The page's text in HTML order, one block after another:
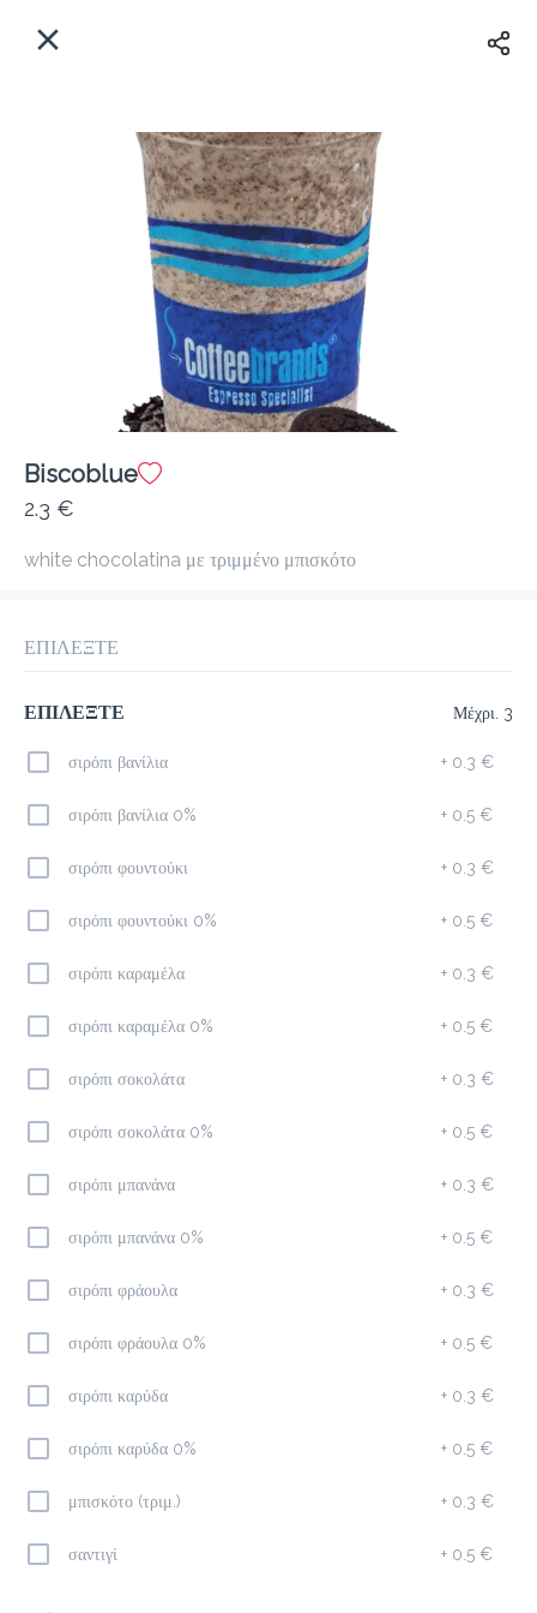
Συνδεθείτε
Πού παραδίδουμε;
TEST Coffeebrands
προ-παραγγελία
• Κριτικές
Προτεινόμενα
SLIM COFFEE LATTE MACCHIATO 425GR
Καφέδες
1.5 €
1.3 €
Biscoblue
2.3 €
white chocolatina με τριμμένο μπισκότο
ΕΠΙΛΕΞΤΕ
ΕΠΙΛΕΞΤΕ Μέχρι. 3
σιρόπι βανίλια + 0.3 €
σιρόπι βανίλια 0% + 0.5 €
σιρόπι φουντούκι + 0.3 €
σιρόπι φουντούκι 0% + 0.5 €
σιρόπι καραμέλα + 0.3 €
σιρόπι καραμέλα 0% + 0.5 €
σιρόπι σοκολάτα + 0.3 €
σιρόπι σοκολάτα 0% + 0.5 €
σιρόπι μπανάνα + 0.3 €
σιρόπι μπανάνα 0% + 0.5 €
σιρόπι φράουλα + 0.3 €
σιρόπι φράουλα 0% + 0.5 €
σιρόπι καρύδα + 0.3 €
σιρόπι καρύδα 0% + 0.5 €
μπισκότο (τριμ.) + 0.3 €
σαντιγί + 0.5 €